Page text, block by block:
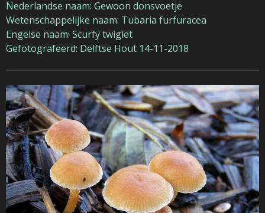
Nederlandse naam: Gewoon donsvoetje
Wetenschappelijke naam: Tubaria furfuracea
Engelse naam: Scurfy twiglet
Gefotografeerd: Delftse Hout 14-11-2018